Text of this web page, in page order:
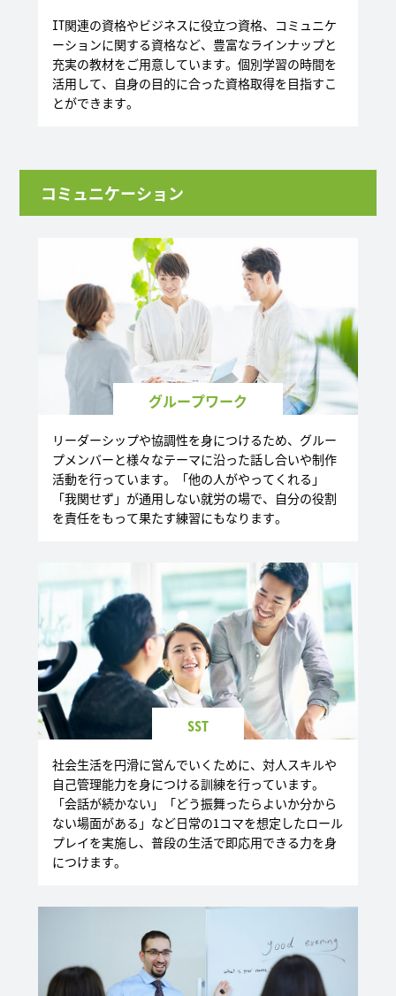
IT関連の資格やビジネスに役立つ資格、コミュニケ
ーションに関する資格など、豊富なラインナップと
充実の教材をご用意しています。個別学習の時間を
活用して、自身の目的に合った資格取得を目指すこ
とができます。
コミュニケーション
グループワーク
リーダーシップや協調性を身につけるため、グルー
プメンバーと様々なテーマに沿った話し合いや制作
活動を行っています。「他の人がやってくれる」
「我関せず」が通用しない就労の場で、自分の役割
を責任をもって果たす練習にもなります。
SST
社会生活を円滑に営んでいくために、対人スキルや
自己管理能力を身につける訓練を行っています。
「会話が続かない」「どう振舞ったらよいか分から
ない場面がある」など日常の1コマを想定したロール
プレイを実施し、普段の生活で即応用できる力を身
につけます。